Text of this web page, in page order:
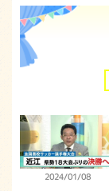
2024/01/08